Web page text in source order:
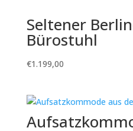
Seltener
Bürostuhl
€1.199,00